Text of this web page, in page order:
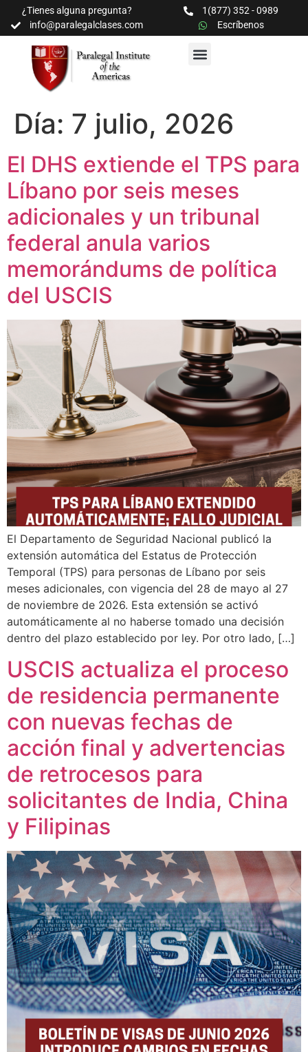
¿Tienes alguna pregunta?
1(877) 352 - 0989
info@paralegalclases.com
Escríbenos
Día: 7 julio, 2026
El DHS extiende el TPS para
Líbano por seis meses
adicionales y un tribunal
federal anula varios
memorándums de política
del USCIS
El Departamento de Seguridad Nacional publicó la
extensión automática del Estatus de Protección
Temporal (TPS) para personas de Líbano por seis
meses adicionales, con vigencia del 28 de mayo al 27
de noviembre de 2026. Esta extensión se activó
automáticamente al no haberse tomado una decisión
dentro del plazo establecido por ley. Por otro lado, […]
USCIS actualiza el proceso
de residencia permanente
con nuevas fechas de
acción final y advertencias
de retrocesos para
solicitantes de India, China
y Filipinas